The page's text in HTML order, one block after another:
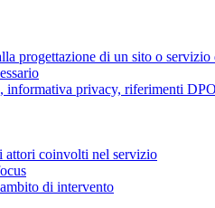
progettazione di un sito o servizio
informativa privacy, riferimenti DPO
attori coinvolti nel servizio
di intervento